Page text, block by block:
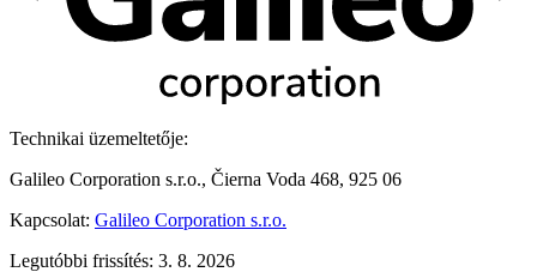
Technikai üzemeltetője:
Galileo Corporation s.r.o., Čierna Voda 468, 925 06
Kapcsolat: Galileo Corporation s.r.o.
Legutóbbi frissítés: 3. 8. 2026